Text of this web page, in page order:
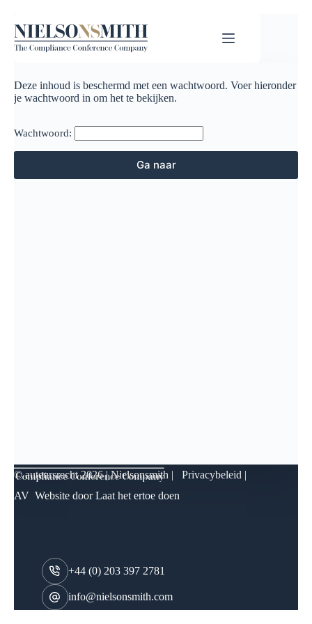
Deze inhoud is beschermd met een wachtwoord. Voer hieronder
je wachtwoord in om het te bekijken.
Wachtwoord:
© auteursrecht2026 | Nielsonsmith | Privacybeleid |
AV Website doorLaat het ertoe doen
+44 (0) 203 397 2781
info@nielsonsmith.com